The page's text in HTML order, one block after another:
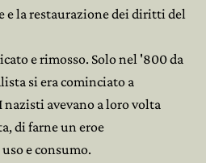
la restaurazione dei diritti del
e rimosso. Solo nel '800 da
si era cominciato a
avevano a loro volta
di farne un eroe
e consumo.